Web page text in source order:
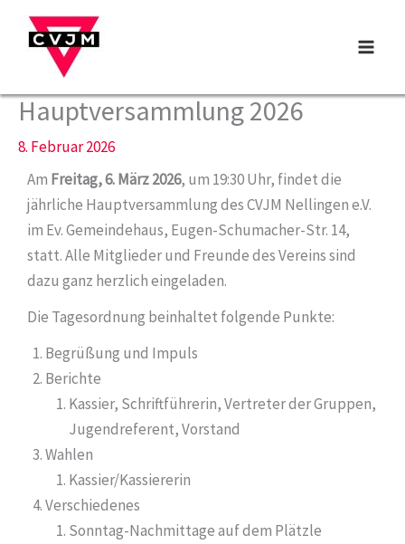
Zum
Inhalt
springen
Hauptversammlung 2026
8. Februar 2026
Am Freitag, 6. März 2026, um 19:30 Uhr, findet die
jährliche Hauptversammlung des CVJM Nellingen e.V.
im Ev. Gemeindehaus, Eugen-Schumacher-Str. 14,
statt. Alle Mitglieder und Freunde des Vereins sind
dazu ganz herzlich eingeladen.
Die Tagesordnung beinhaltet folgende Punkte:
Begrüßung und Impuls
Berichte
Kassier, Schriftführerin, Vertreter der Gruppen,
Jugendreferent, Vorstand
Wahlen
Kassier/Kassiererin
Verschiedenes
Sonntag-Nachmittage auf dem Plätzle